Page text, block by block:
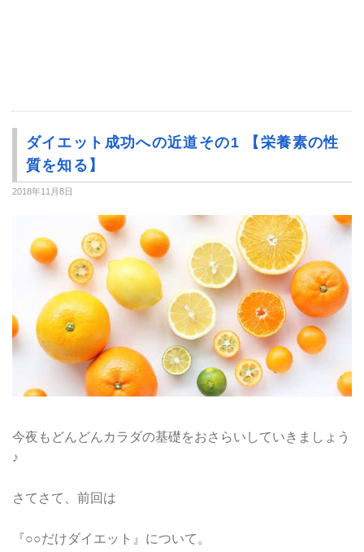
ダイエット成功への近道その1 【栄養素の性
質を知る】
2018年11月8日
今夜もどんどんカラダの基礎をおさらいしていきましょう
♪
さてさて、前回は
『○○だけダイエット』について。